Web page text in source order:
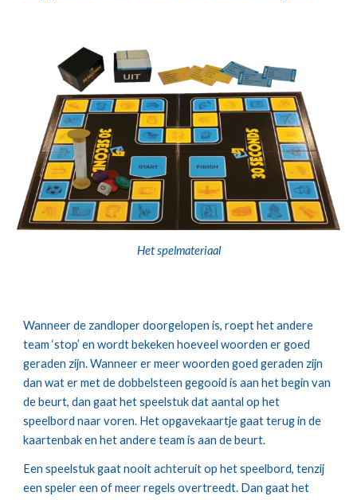
Het spelmateriaal
Wanneer de zandloper doorgelopen is, roept het andere
team ‘stop’ en wordt bekeken hoeveel woorden er goed
geraden zijn. Wanneer er meer woorden goed geraden zijn
dan wat er met de dobbelsteen gegooid is aan het begin van
de beurt, dan gaat het speelstuk dat aantal op het
speelbord naar voren. Het opgavekaartje gaat terug in de
kaartenbak en het andere team is aan de beurt.
Een speelstuk gaat nooit achteruit op het speelbord, tenzij
een speler een of meer regels overtreedt. Dan gaat het